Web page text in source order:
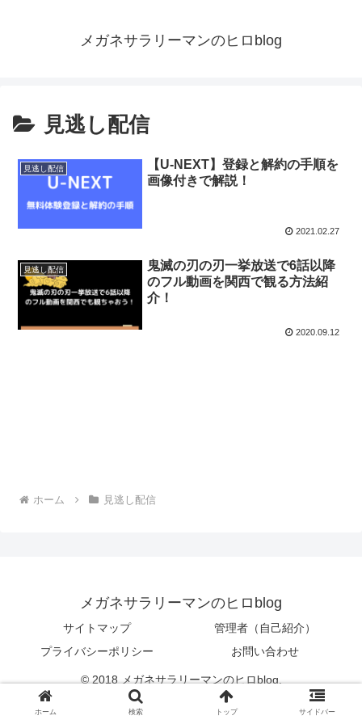
メガネサラリーマンのヒロblog
見逃し配信
見逃し配信
【U-NEXT】登録と解約の手順を
画像付きで解説！
2021.02.27
見逃し配信
鬼滅の刃の刃一挙放送で6話以降
のフル動画を関西で観る方法紹
介！
2020.09.12
ホーム 見逃し配信
メガネサラリーマンのヒロblog
サイトマップ
管理者（自己紹介）
プライバシーポリシー
お問い合わせ
© 2018 メガネサラリーマンのヒロblog.
ホーム 検索 トップ サイドバー